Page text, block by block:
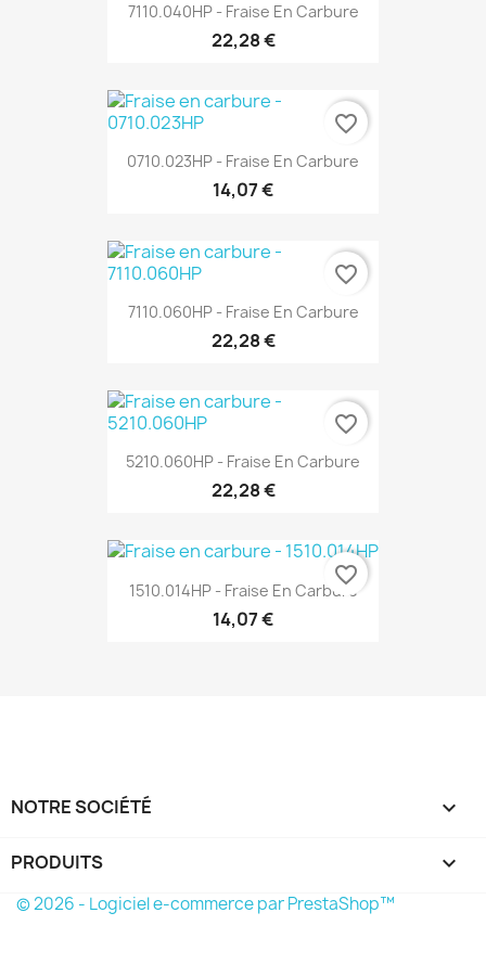
7110.040HP - Fraise En Carbure
22,28 €
0710.023HP - Fraise En Carbure
14,07 €
favorite_border
7110.060HP - Fraise En Carbure
22,28 €
favorite_border
5210.060HP - Fraise En Carbure
22,28 €
favorite_border
1510.014HP - Fraise En Carbure
14,07 €
favorite_border
NOTRE SOCIÉTÉ 
PRODUITS 
© 2026 - Logiciel e-commerce par PrestaShop™